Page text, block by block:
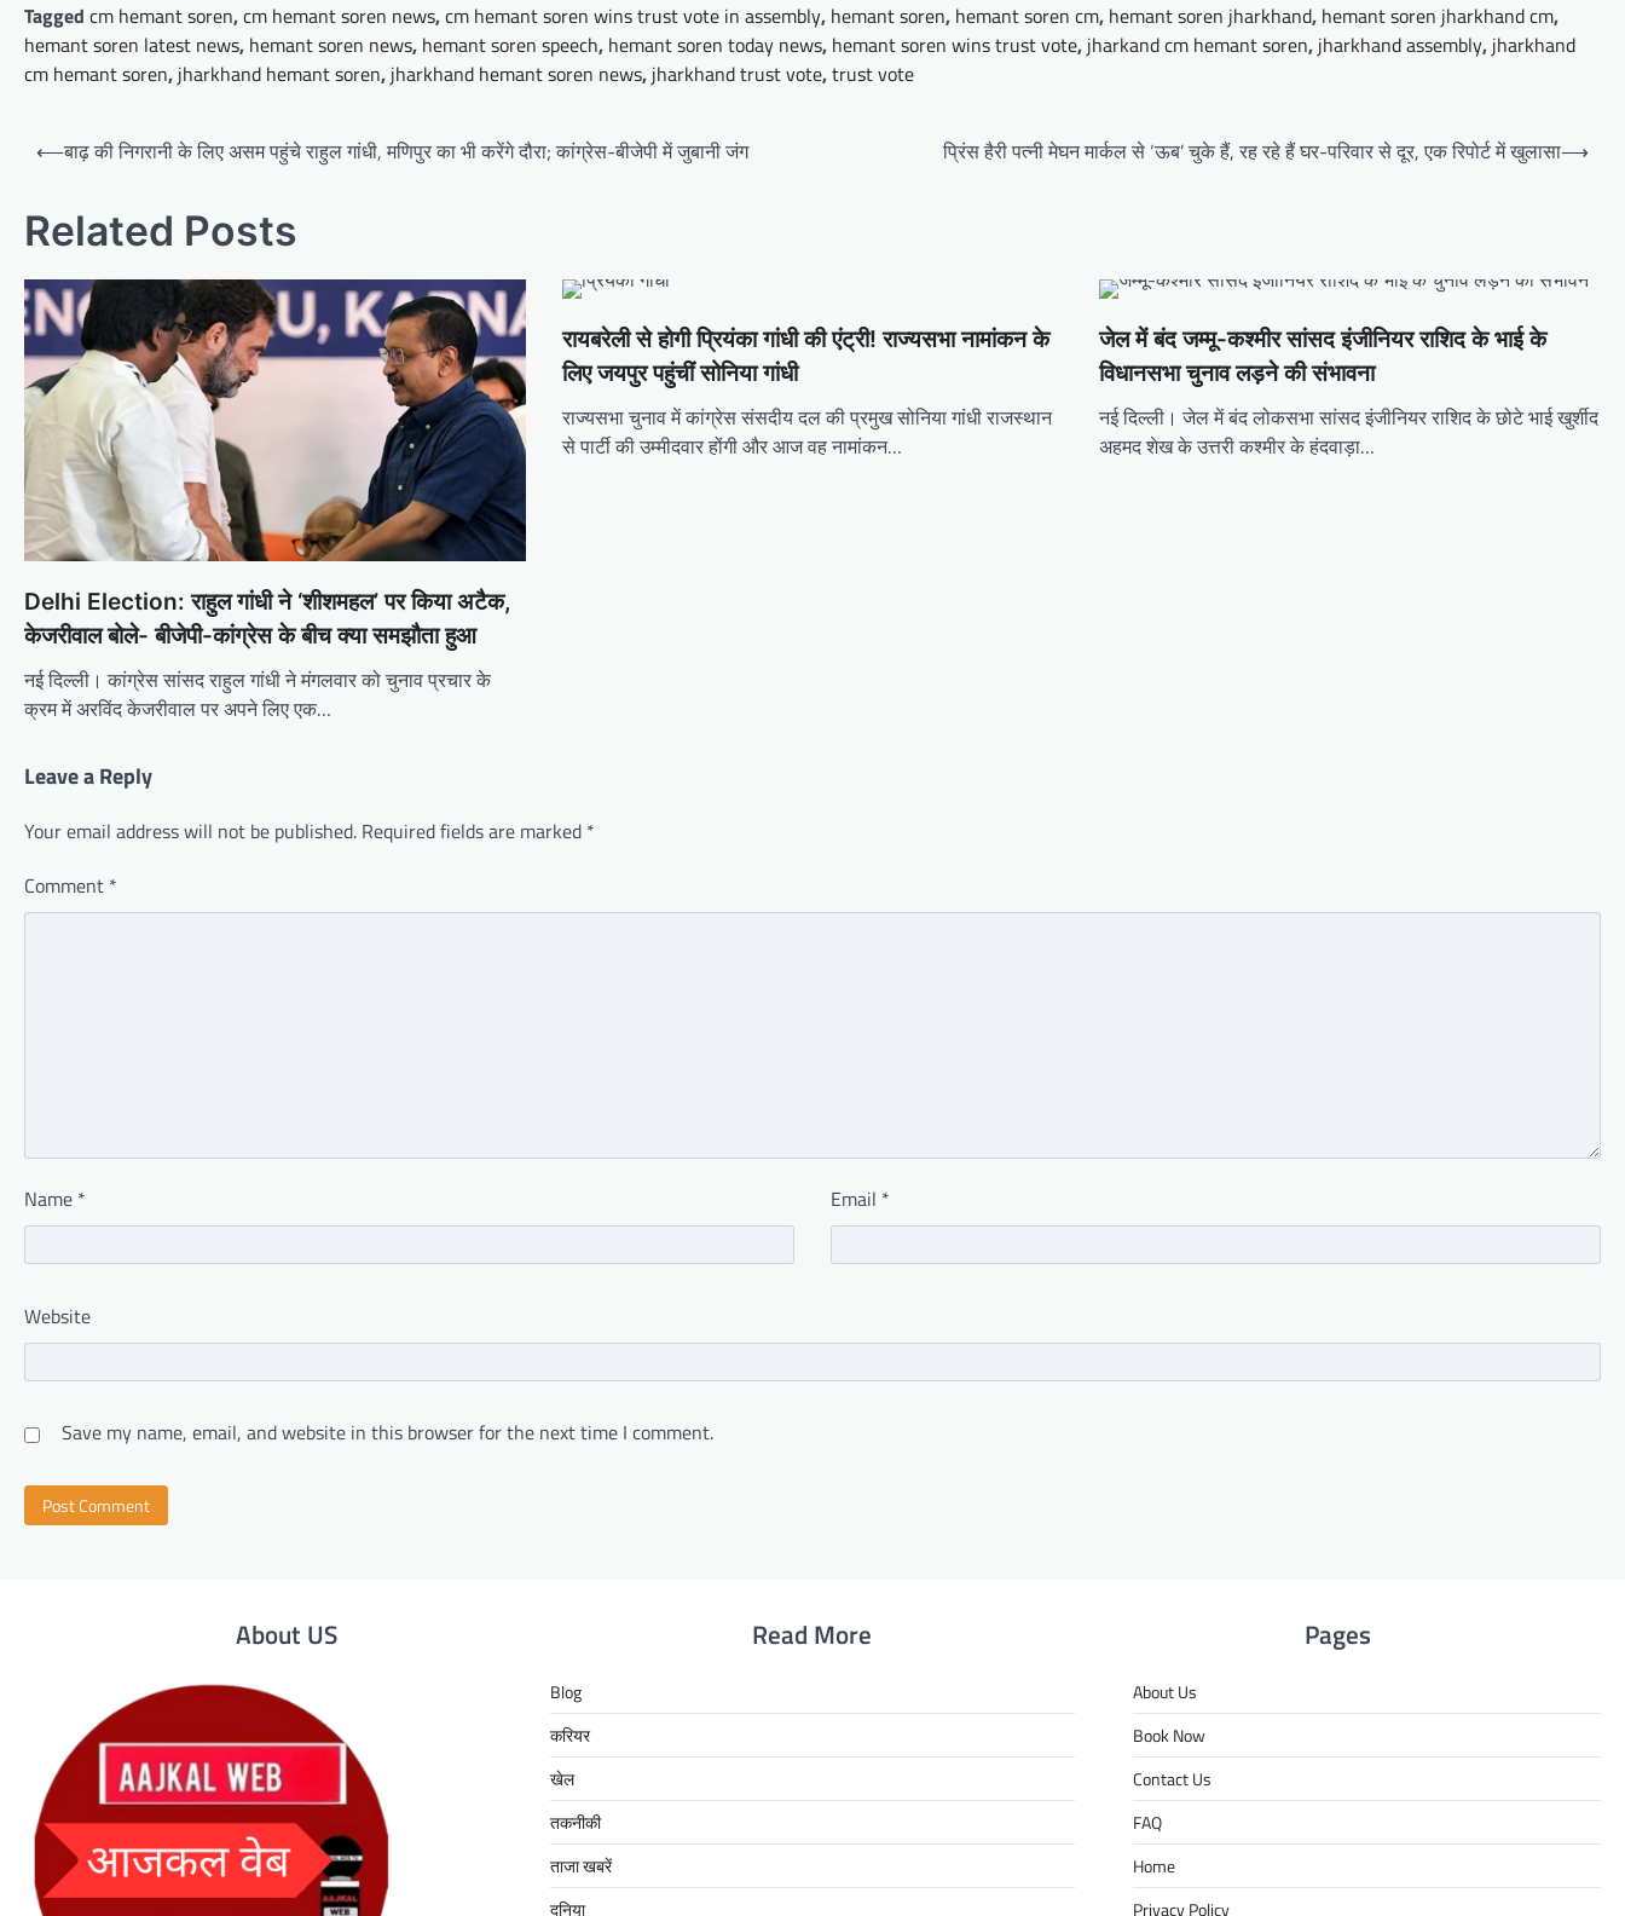
Tagged cm hemant soren,cm hemant soren news,cm hemant soren wins trust vote in assembly, hemant soren, hemant soren cm, hemant soren jharkhand, hemant soren jharkhand cm,
hemant soren latest news, hemant soren news, hemant soren speech, hemant soren today news, hemant soren wins trust vote, jharkand cm hemant soren, jharkhand assembly, jharkhand
cm hemant soren, jharkhand hemant soren, jharkhand hemant soren news, jharkhand trust vote,trust vote
Post
⟵बाढ़ की निगरानी के लिए असम पहुंचे राहुल गांधी, मणिपुर का भी करेंगे दौरा; कांग्रेस-बीजेपी में जुबानी जंग प्रिंस हैरी पत्नी मेघन मार्कल से ‘ऊब’ चुके हैं, रह रहे हैं घर-परिवार से दूर, एक रिपोर्ट में खुलासा⟶
Related Posts
Delhi Election: राहुल गांधी ने ‘शीशमहल’ पर किया अटैक,
केजरीवाल बोले- बीजेपी-कांग्रेस के बीच क्या समझौता हुआ
नई दिल्ली। कांग्रेस सांसद राहुल गांधी ने मंगलवार को चुनाव प्रचार के
क्रम में अरविंद केजरीवाल पर अपने लिए एक…
रायबरेली से होगी प्रियंका गांधी की एंट्री! राज्यसभा नामांकन के
लिए जयपुर पहुंचीं सोनिया गांधी
राज्यसभा चुनाव में कांग्रेस संसदीय दल की प्रमुख सोनिया गांधी राजस्थान
से पार्टी की उम्मीदवार होंगी और आज वह नामांकन…
जेल में बंद जम्मू-कश्मीर सांसद इंजीनियर राशिद के भाई के
विधानसभा चुनाव लड़ने की संभावना
नई दिल्ली। जेल में बंद लोकसभा सांसद इंजीनियर राशिद के छोटे भाई खुर्शीद
अहमद शेख के उत्तरी कश्मीर के हंदवाड़ा…
Leave a Reply
Your email address will not be published. Required fields are marked *
Comment *
Name * Email *
Website
Save my name, email, and website in this browser for the next time I comment.
About US Read More
Blog
करियर
खेल
तकनीकी
ताजा खबरें
दुनिया
Pages
About Us
Book Now
Contact Us
FAQ
Home
Privacy Policy